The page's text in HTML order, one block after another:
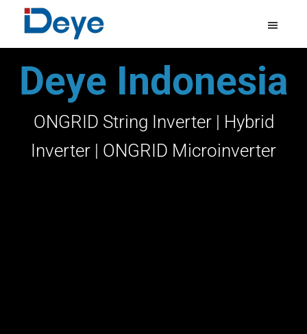
main
content
footerdeye.co.id
Inverter
Manufacturer
Deye Indonesia
ONGRID String Inverter | Hybrid
Inverter | ONGRID Microinverter